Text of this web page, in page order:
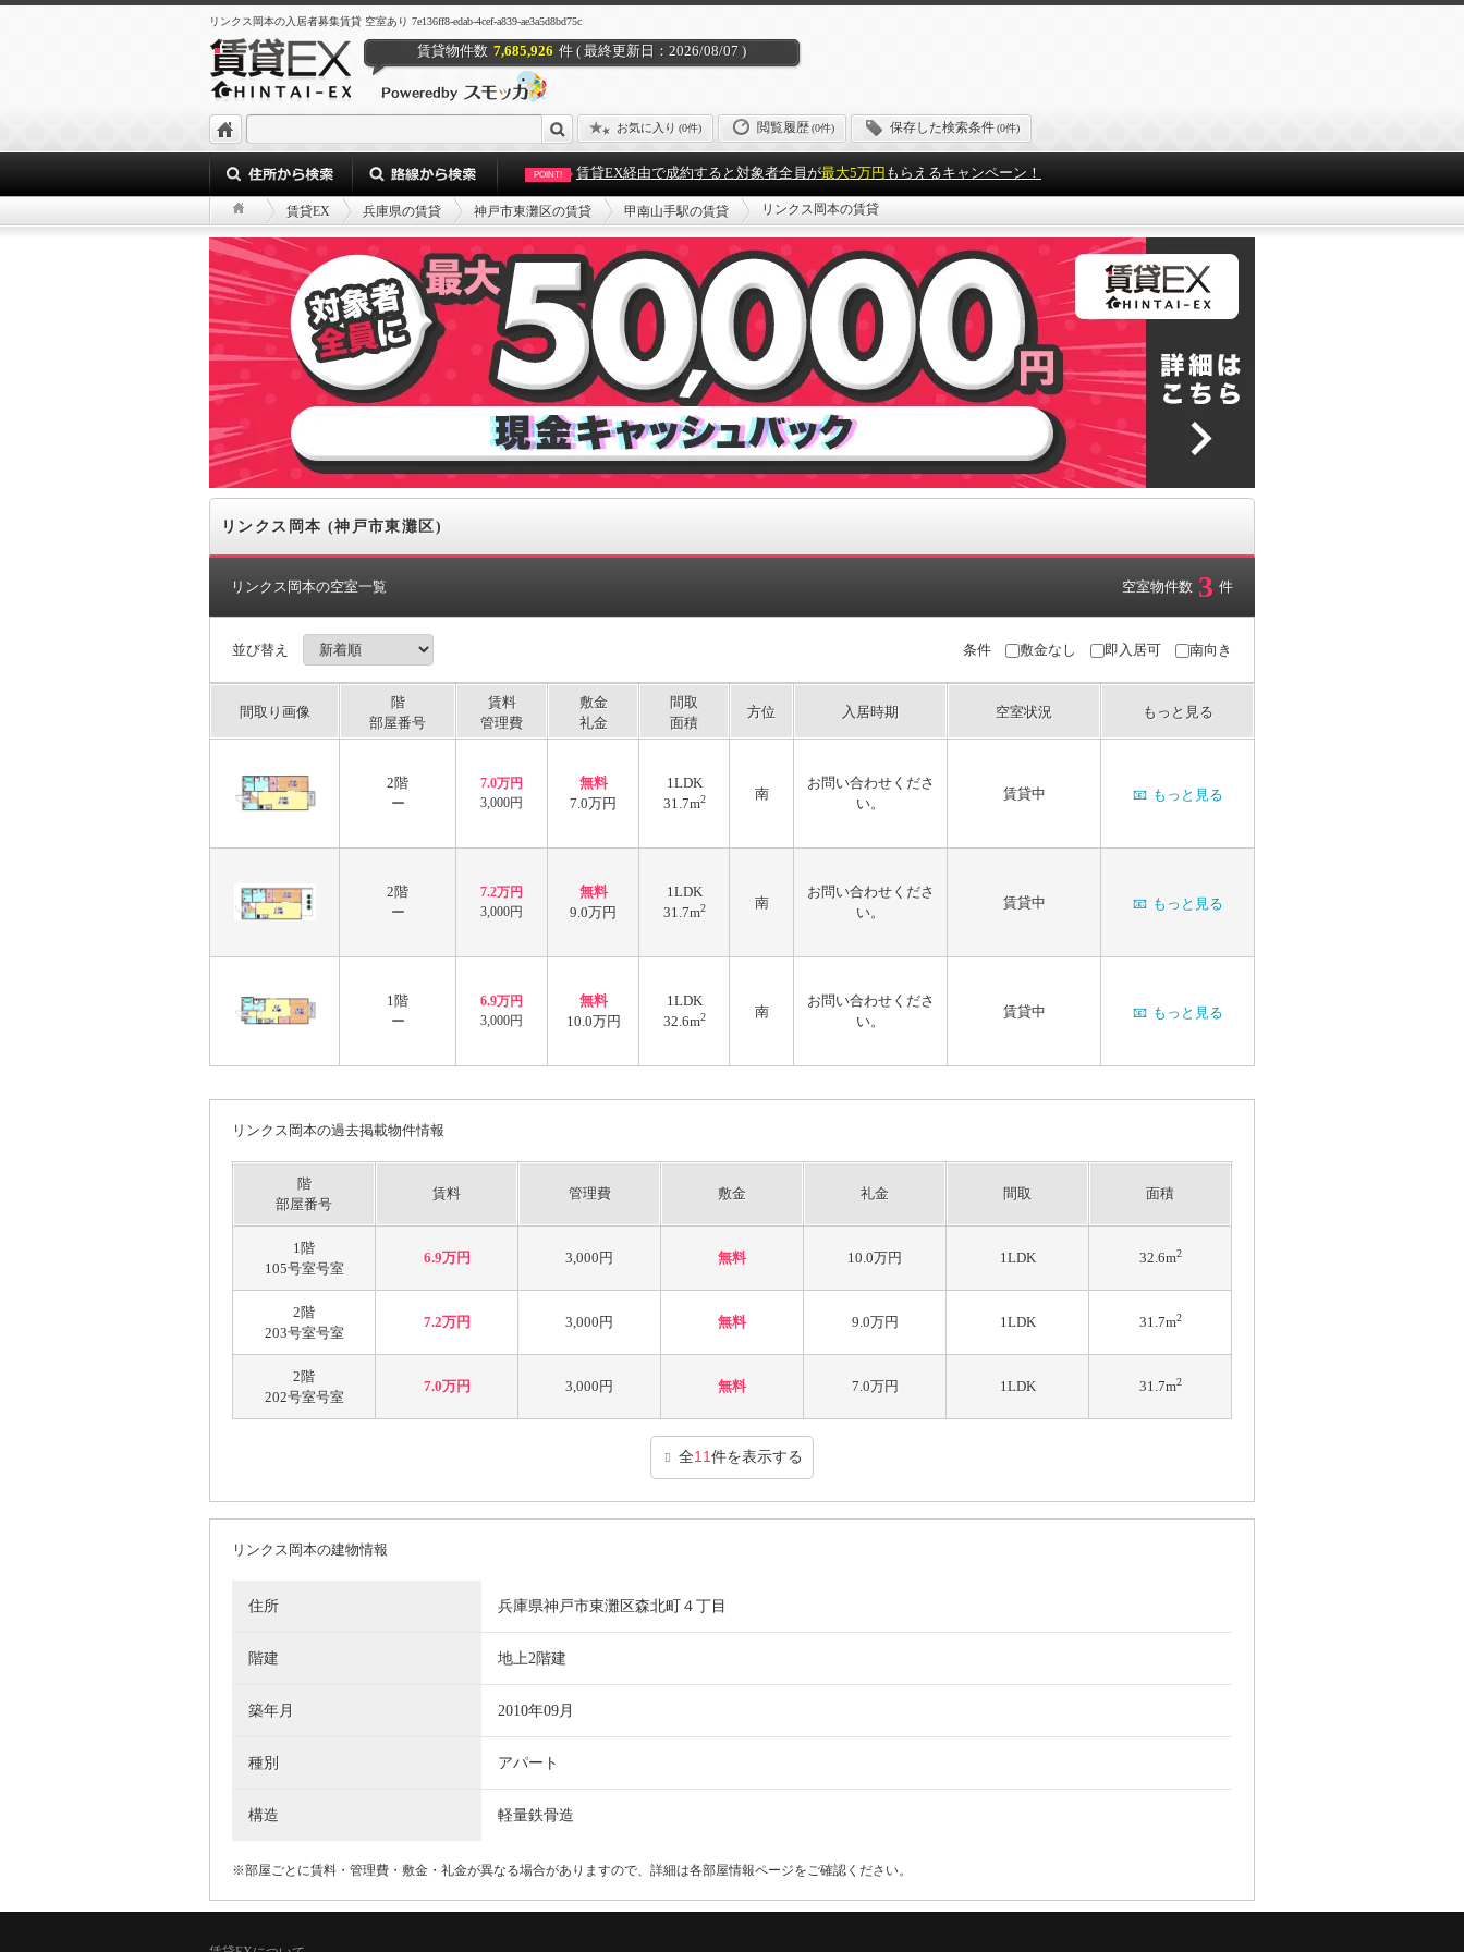
リンクス岡本の入居者募集賃貸 空室あり 7e136ff8-edab-4cef-a839-ae3a5d8bd75c
賃貸物件数 7,685,926 件 ( 最終更新日：2026/08/07 )
お気に入り (0件) 閲覧履歴(0件) 保存した検索条件(0件)
POINT! 賃貸EX経由で成約すると対象者全員が最大5万円 もらえるキャンペーン！
賃貸EX 兵庫県の賃貸 神戸市東灘区の賃貸 甲南山手駅の賃貸 リンクス岡本の賃貸
リンクス岡本 (神戸市東灘区)
リンクス岡本の空室一覧 空室物件数 3 件
並び替え 条件 敷金なし 即入居可 南向き
間取り画像
階
部屋番号
賃料
管理費
敷金
礼金
間取
面積
方位 入居時期 空室状況 もっと見る
2階
ー
7.0万円
3,000円
無料
7.0万円
1LDK
31.7m2 南
お問い合わせくださ
い。
賃貸中 📧 もっと見る
2階
ー
7.2万円
3,000円
無料
9.0万円
1LDK
31.7m2 南
お問い合わせくださ
い。
賃貸中 📧 もっと見る
1階
ー
6.9万円
3,000円
無料
10.0万円
1LDK
32.6m2 南
お問い合わせくださ
い。
賃貸中 📧 もっと見る
リンクス岡本の過去掲載物件情報
階
部屋番号
賃料 管理費 敷金 礼金 間取 面積
1階
105号室号室
6.9万円 3,000円 無料 10.0万円 1LDK 32.6m2
2階
203号室号室
7.2万円 3,000円 無料 9.0万円 1LDK 31.7m2
2階
202号室号室
7.0万円 3,000円 無料 7.0万円 1LDK 31.7m2
全11件を表示する
リンクス岡本の建物情報
住所 兵庫県神戸市東灘区森北町４丁目
階建 地上2階建
築年月 2010年09月
種別 アパート
構造 軽量鉄骨造
※部屋ごとに賃料・管理費・敷金・礼金が異なる場合がありますので、詳細は各部屋情報ページをご確認ください。